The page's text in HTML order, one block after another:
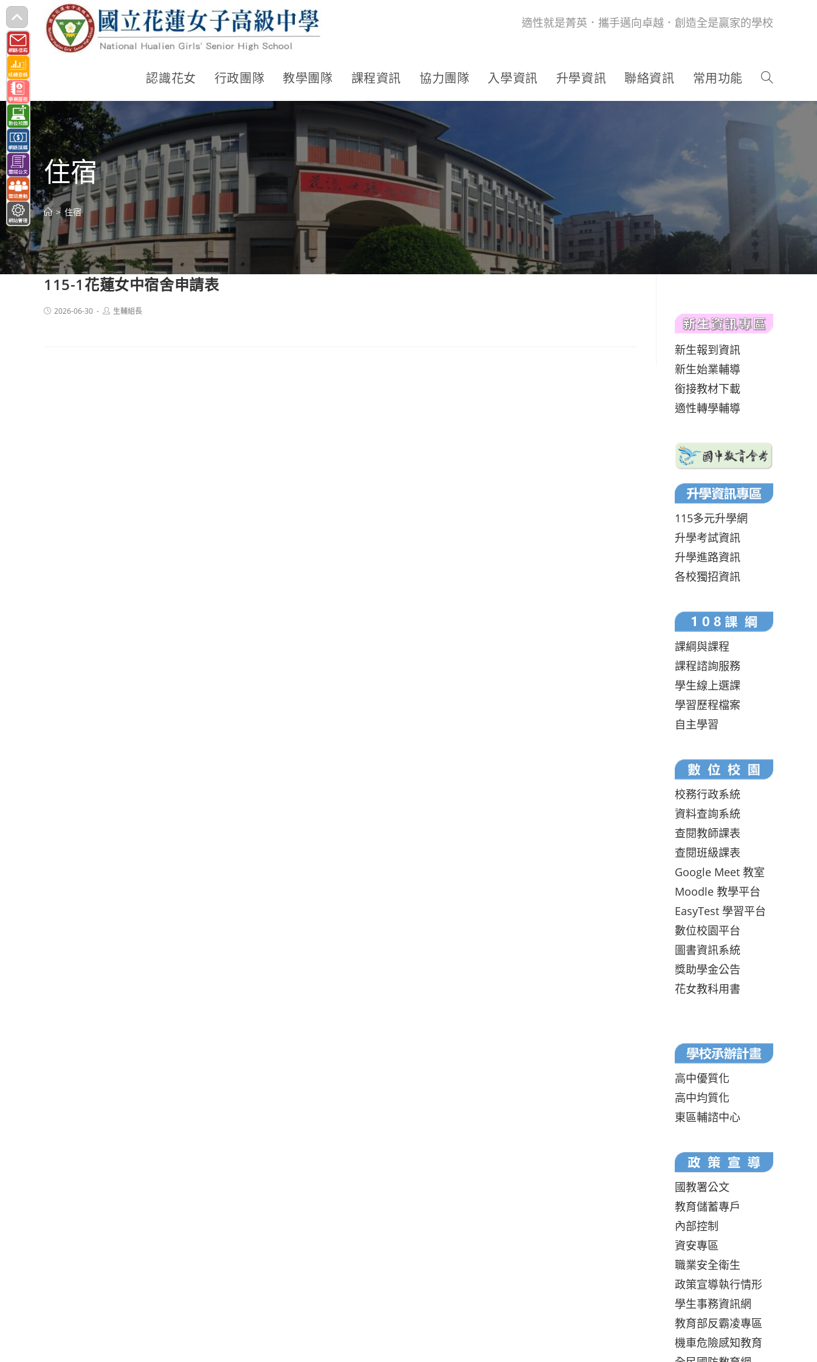
跳
轉
至
主
要
內
容
適性就是菁英．攜手邁向卓越．創造全是贏家的學校
認識花女 行政團隊 教學團隊 課程資訊 協力團隊 入學資訊 升學資訊 聯絡資訊 常用功能
住宿
> 住宿
115-1花蓮女中宿舍申請表
Post2026-06-30
Post生輔組長
新生報到資訊
新生始業輔導
銜接教材下載
適性轉學輔導
115多元升學網
升學考試資訊
升學進路資訊
各校獨招資訊
課綱與課程
課程諮詢服務
學生線上選課
學習歷程檔案
自主學習
校務行政系統
資料查詢系統
查閱教師課表
查閱班級課表
Google Meet 教室
Moodle 教學平台
EasyTest 學習平台
數位校園平台
圖書資訊系統
獎助學金公告
花女教科用書
高中優質化
高中均質化
東區輔諮中心
國教署公文
教育儲蓄專戶
內部控制
資安專區
職業安全衛生
政策宣導執行情形
學生事務資訊網
教育部反霸凌專區
機車危險感知教育